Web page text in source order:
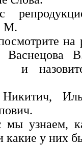
М.
на
и
узнаем,
какие у них